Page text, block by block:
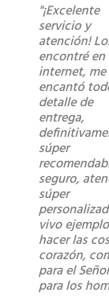
"¡Excelente
servicio y
atención!
encontré en
internet, me
encantó
detalle de
entrega,
súper
seguro,
súper
vivo
hacer las
corazón,
para el
para los